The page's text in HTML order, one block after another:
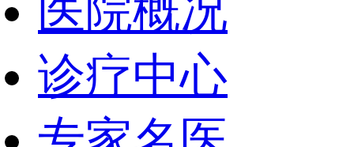
医院概况
诊疗中心